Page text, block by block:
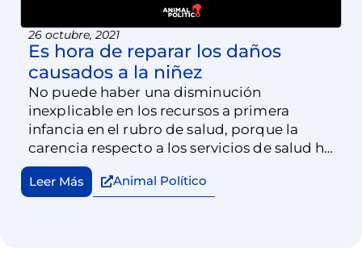
26 octubre, 2021
Es hora de reparar los daños
causados a la niñez
No puede haber una disminución
inexplicable en los recursos a primera
infancia en el rubro de salud, porque la
carencia respecto a los servicios de salud ha
aumentado. Los legisladores tienen la
responsabilidad de escuchar, de representar
Leer Más Animal Político